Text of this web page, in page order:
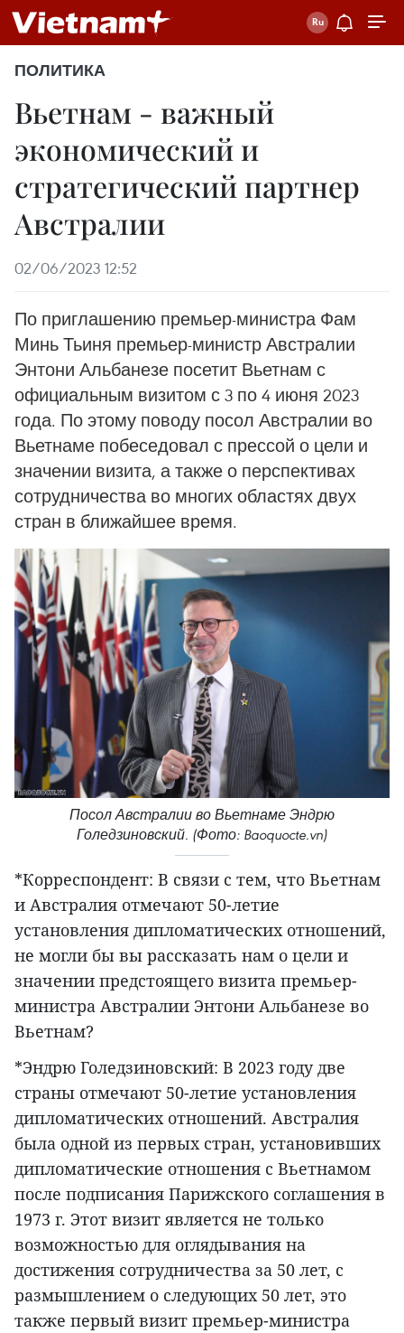
ПОЛИТИКА
Вьетнам - важный
экономический и
стратегический партнер
Австралии
02/06/2023 12:52
По приглашению премьер-министра Фам
Минь Тьиня премьер-министр Австралии
Энтони Альбанезе посетит Вьетнам с
официальным визитом с 3 по 4 июня 2023
года. По этому поводу посол Австралии во
Вьетнаме побеседовал с прессой о цели и
значении визита, а также о перспективах
сотрудничества во многих областях двух
стран в ближайшее время.
Посол Австралии во Вьетнаме Эндрю
Голедзиновский. (Фото: Baoquocte.vn)
*Корреспондент: В связи с тем, что Вьетнам
и Австралия отмечают 50-летие
установления дипломатических отношений,
не могли бы вы рассказать нам о цели и
значении предстоящего визита премьер-
министра Австралии Энтони Альбанезе во
Вьетнам?
*Эндрю Голедзиновский: В 2023 году две
страны отмечают 50-летие установления
дипломатических отношений. Австралия
была одной из первых стран, установивших
дипломатические отношения с Вьетнамом
после подписания Парижского соглашения в
1973 г. Этот визит является не только
возможностью для оглядывания на
достижения сотрудничества за 50 лет, с
размышлением о следующих 50 лет, это
также первый визит премьер-министра